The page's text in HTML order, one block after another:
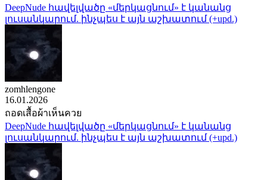
DeepNude հավելվածը «մերկացնում» է կանանց
լուսանկարում. ինչպես է այն աշխատում (+upd.)
zomhlengone
16.01.2026
ถอดเสื้อผ้าเห็นควย
DeepNude հավելվածը «մերկացնում» է կանանց
լուսանկարում. ինչպես է այն աշխատում (+upd.)